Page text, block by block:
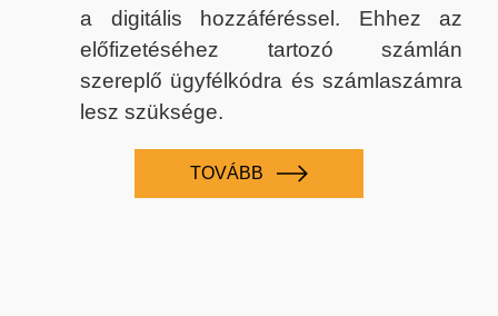
a digitális hozzáféréssel. Ehhez az
előfizetéséhez tartozó számlán
szereplő ügyfélkódra és számlaszámra
lesz szüksége.
TOVÁBB